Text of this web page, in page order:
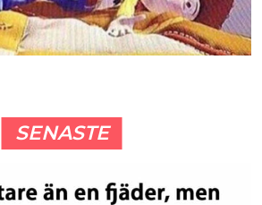
SENASTE